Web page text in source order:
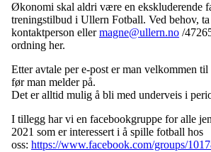
Økonomi skal aldri være en ekskluderende
treningstilbud i Ullern Fotball. Ved behov,
kontaktperson ellermagne@ullern.no /
ordning her.
Etter avtale per e-post er man velkommen
før man melder på.
Det er alltid mulig å bli med underveis i
I tillegg har vi en facebookgruppe for alle
2021 som er interessert i å spille fotball hos
oss: https://www.facebook.com/groups/